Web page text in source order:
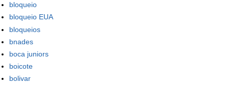
bloqueio
bloqueio EUA
bloqueios
bnades
boca juniors
boicote
bolivar